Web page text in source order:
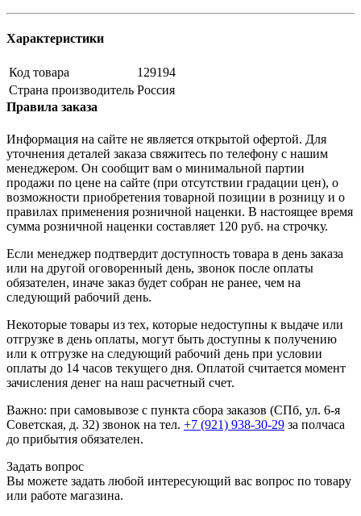
Характеристики
Код товара
129194
Страна производитель Россия
Правила заказа
Информация на сайте не является открытой офертой. Для
уточнения деталей заказа свяжитесь по телефону с нашим
менеджером. Он сообщит вам о минимальной партии
продажи по цене на сайте (при отсутствии градации цен), о
возможности приобретения товарной позиции в розницу и о
правилах применения розничной наценки. В настоящее время
сумма розничной наценки составляет 120 руб. на строчку.
Если менеджер подтвердит доступность товара в день заказа
или на другой оговоренный день, звонок после оплаты
обязателен, иначе заказ будет собран не ранее, чем на
следующий рабочий день.
Некоторые товары из тех, которые недоступны к выдаче или
отгрузке в день оплаты, могут быть доступны к получению
или к отгрузке на следующий рабочий день при условии
оплаты до 14 часов текущего дня. Оплатой считается момент
зачисления денег на наш расчетный счет.
Важно: при самовывозе с пункта сборa заказов (СПб, ул. 6-я
Советская, д. 32) звонок на тел. +7 (921) 938-30-29 за полчаса
до прибытия обязателен.
Задать вопрос
Вы можете задать любой интересующий вас вопрос по товару
или работе магазина.